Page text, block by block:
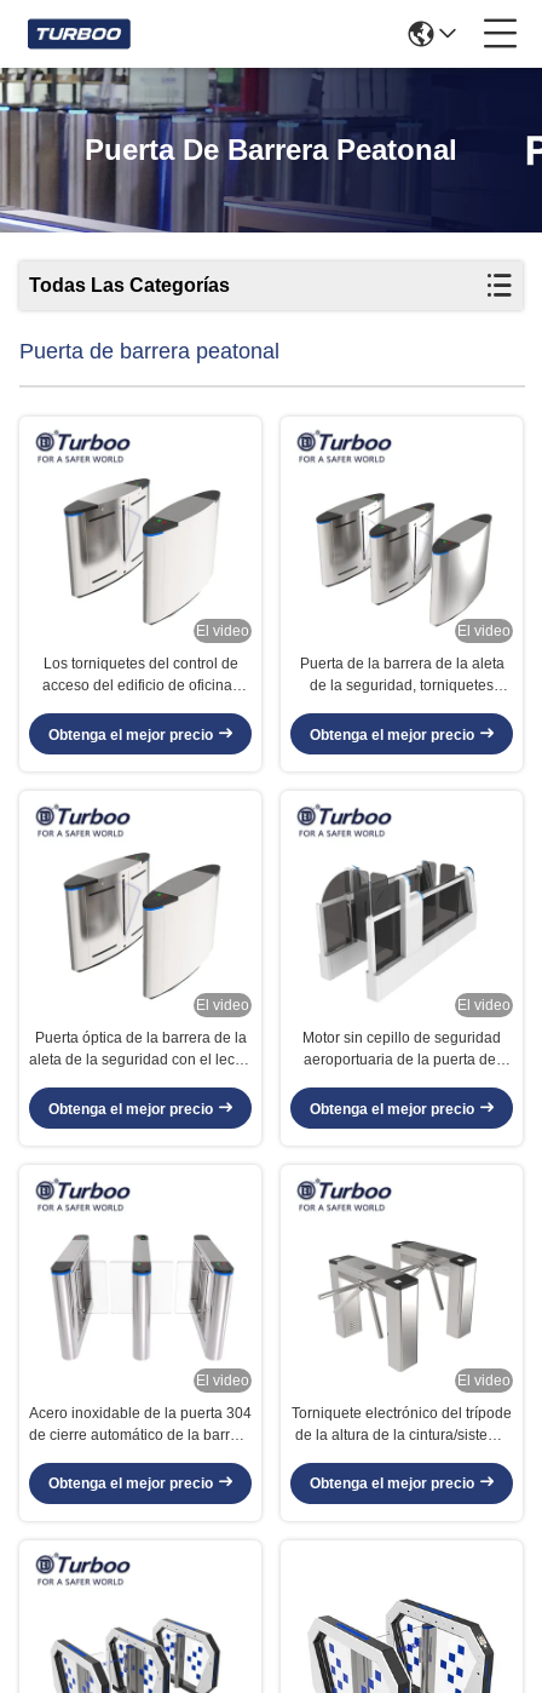
Puerta De Barrera Peatonal
Todas Las Categorías
Puerta de barrera peatonal
El video
Los torniquetes del control de
acceso del edificio de oficinas
de herrumbre
Obtenga el mejor precio
El video
Puerta de la barrera de la aleta
de la seguridad, torniquetes
edificio de oficinas
Obtenga el mejor precio
El video
Puerta óptica de la barrera de la
aleta de la seguridad con el lector
barras de la identificación de IC
Obtenga el mejor precio
El video
Motor sin cepillo de seguridad
aeroportuaria de la puerta del
Obtenga el mejor precio
El video
Acero inoxidable de la puerta 304
de cierre automático de la barrera
público de la estación de metro
Obtenga el mejor precio
El video
Torniquete electrónico del trípode
de la altura de la cintura/sistema
Obtenga el mejor precio